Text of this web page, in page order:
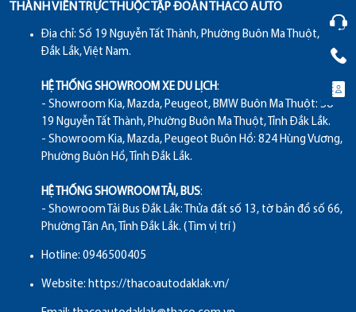
THÀNH VIÊN TRỰC THUỘC TẬP ĐOÀN THACO AUTO
Địa chỉ: Số 19 Nguyễn Tất Thành, Phường Buôn Ma Thuột, Tỉnh
Đắk Lắk, Việt Nam.
HỆ THỐNG SHOWROOM XE DU LỊCH:
- Showroom Kia, Mazda, Peugeot, BMW Buôn Ma Thuột: Số
19 Nguyễn Tất Thành, Phường Buôn Ma Thuột, Tỉnh Đắk Lắk.
- Showroom Kia, Mazda, Peugeot Buôn Hồ: 824 Hùng Vương,
Phường Buôn Hồ, Tỉnh Đắk Lắk.
HỆ THỐNG SHOWROOM TẢI, BUS:
- Showroom Tải Bus Đắk Lắk: Thửa đất số 13, tờ bản đồ số 66,
Phường Tân An, Tỉnh Đắk Lắk. ( Tìm vị trí )
Hotline: 0946500405
Website: https://thacoautodaklak.vn/